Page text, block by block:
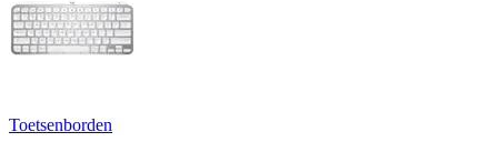
Toetsenborden